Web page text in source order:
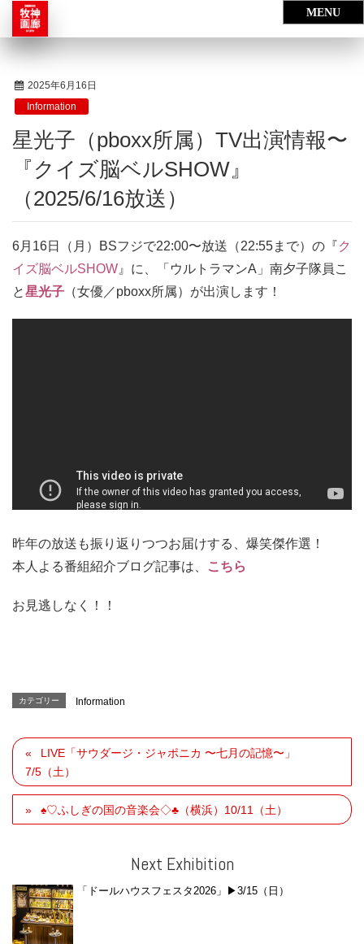
ARCHIVE
2025年6月16日
Information
星光子（pboxx所属）TV出演情報〜
『クイズ脳ベルSHOW』
（2025/6/16放送）
6月16日（月）BSフジで22:00〜放送（22:55まで）の『ク
イズ脳ベルSHOW 』に、「ウルトラマンA」南夕子隊員こ
と星光子 （女優／pboxx所属）が出演します ！
昨年の放送も振り返りつつお届けする、爆笑傑作選 ！
本人よる番組紹介ブログ記事は、
こちら
お見逃しなく ！！
カテゴリー Information
LIVE「サウダージ・ジャポニカ 〜七月の記憶〜」
7/5（土）
♠︎♡ふしぎの国の音楽会◇♣︎（横浜）10/11（土）
Next Exhibition
「ドールハウスフェスタ2026」▶︎3/15（日）